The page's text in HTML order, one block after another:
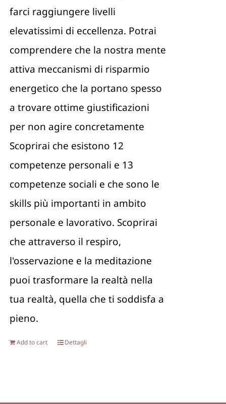
farci raggiungere livelli
elevatissimi di eccellenza. Potrai
comprendere che la nostra mente
attiva meccanismi di risparmio
energetico che la portano spesso
a trovare ottime giustificazioni
per non agire concretamente
Scoprirai che esistono 12
competenze personali e 13
competenze sociali e che sono le
skills più importanti in ambito
personale e lavorativo. Scoprirai
che attraverso il respiro,
l'osservazione e la meditazione
puoi trasformare la realtà nella
tua realtà, quella che ti soddisfa a
pieno.
Add to cart Dettagli